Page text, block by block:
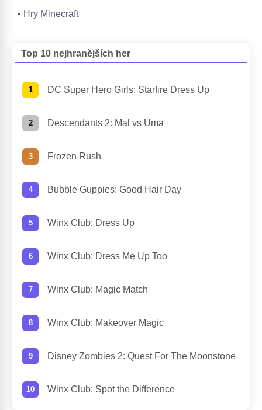
Hry Minecraft
Top 10 nejhranějších her
DC Super Hero Girls: Starfire Dress Up
Descendants 2: Mal vs Uma
Frozen Rush
Bubble Guppies: Good Hair Day
Winx Club: Dress Up
Winx Club: Dress Me Up Too
Winx Club: Magic Match
Winx Club: Makeover Magic
Disney Zombies 2: Quest For The Moonstone
Winx Club: Spot the Difference